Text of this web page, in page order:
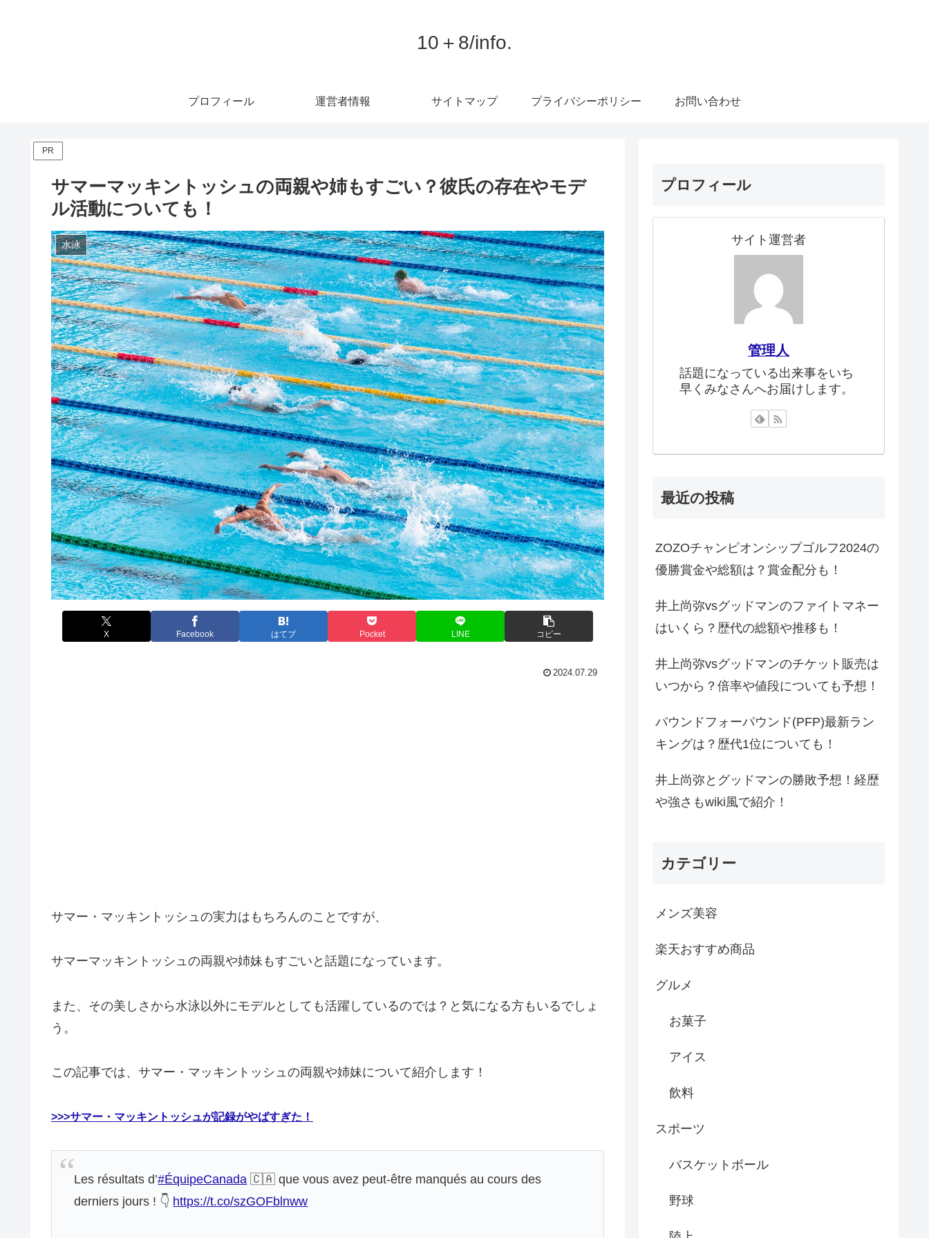
10＋8/info.
プロフィール 運営者情報 サイトマップ プライバシーポリシー お問い合わせ
PR
サマーマッキントッシュの両親や姉もすごい？彼氏の存在やモデ
ル活動についても！
水泳
X Facebook はてブ Pocket LINE コピー
2024.07.29
サマー・マッキントッシュの実力はもちろんのことですが、
サマーマッキントッシュの両親や姉妹もすごいと話題になっています。
また、その美しさから水泳以外にモデルとしても活躍しているのでは？と気になる方もいるでしょ
う。
この記事では、サマー・マッキントッシュの両親や姉妹について紹介します！
>>>サマー・マッキントッシュが記録がやばすぎた！
Les résultats d’#ÉquipeCanada 🇨🇦 que vous avez peut-être manqués au cours des
derniers jours ! 👇 https://t.co/szGOFblnww
プロフィール
サイト運営者
管理人
話題になっている出来事をいち
早くみなさんへお届けします。
最近の投稿
ZOZOチャンピオンシップゴルフ2024の
優勝賞金や総額は？賞金配分も！
井上尚弥vsグッドマンのファイトマネー
はいくら？歴代の総額や推移も！
井上尚弥vsグッドマンのチケット販売は
いつから？倍率や値段についても予想！
パウンドフォーパウンド(PFP)最新ラン
キングは？歴代1位についても！
井上尚弥とグッドマンの勝敗予想！経歴
や強さもwiki風で紹介！
カテゴリー
メンズ美容
楽天おすすめ商品
グルメ
お菓子
アイス
飲料
スポーツ
バスケットボール
野球